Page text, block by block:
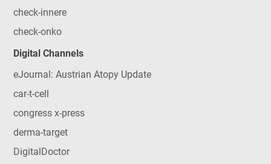
check-innere
check-onko
Digital Channels
eJournal: Austrian Atopy Update
car-t-cell
congress x-press
derma-target
DigitalDoctor